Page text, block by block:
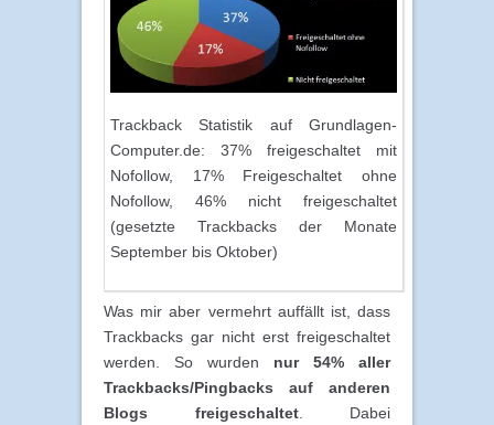
Trackback Statistik auf Grundlagen-
Computer.de: 37% freigeschaltet mit
Nofollow, 17% Freigeschaltet ohne
Nofollow, 46% nicht freigeschaltet
(gesetzte Trackbacks der Monate
September bis Oktober)
Was mir aber vermehrt auffällt ist, dass
Trackbacks gar nicht erst freigeschaltet
werden. So wurden nur 54% aller
Trackbacks/Pingbacks auf anderen
Blogs freigeschaltet. Dabei